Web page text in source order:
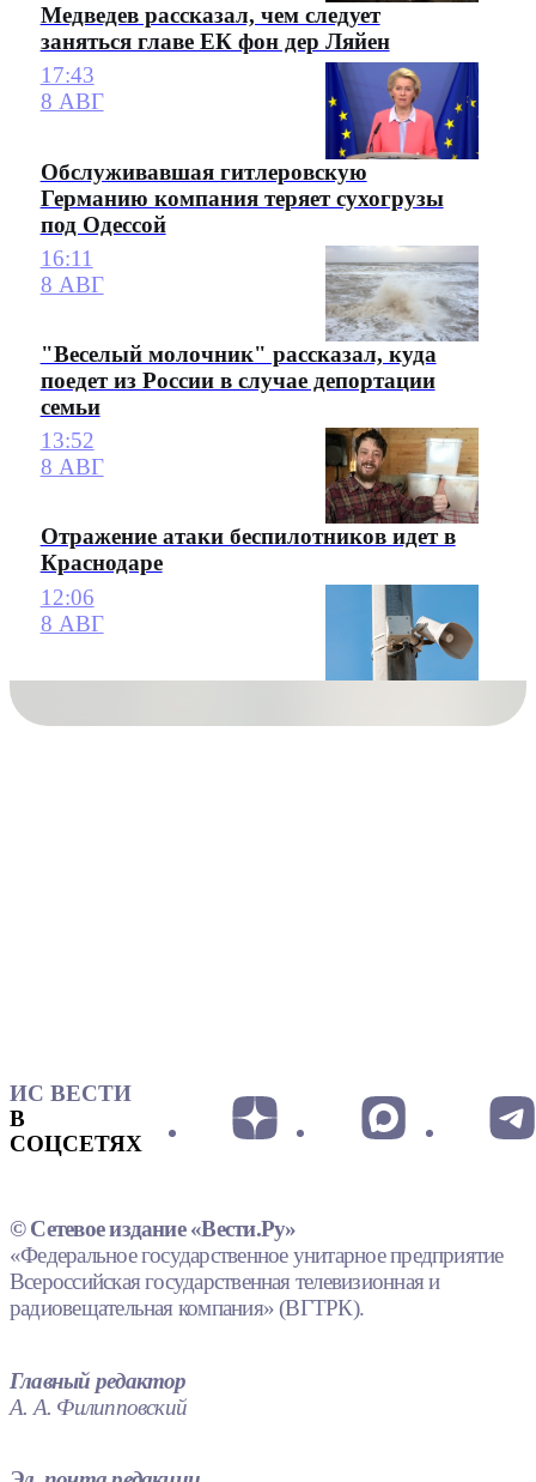
Медведев рассказал, чем следует
заняться главе ЕК фон дер Ляйен
17:43
8 АВГ
Обслуживавшая гитлеровскую
Германию компания теряет сухогрузы
под Одессой
16:11
8 АВГ
"Веселый молочник" рассказал, куда
поедет из России в случае депортации
семьи
13:52
8 АВГ
Отражение атаки беспилотников идет в
Краснодаре
12:06
8 АВГ
ИС ВЕСТИ
В
СОЦСЕТЯХ
© Сетевое издание «Вести.Ру»
«Федеральное государственное унитарное предприятие
Всероссийская государственная телевизионная и
радиовещательная компания» (ВГТРК).
Главный редактор
А. А. Филипповский